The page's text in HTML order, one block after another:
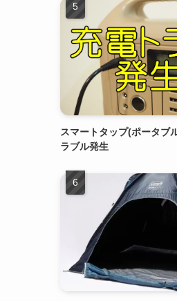
スマートタップ(ポータブ
ラブル発生